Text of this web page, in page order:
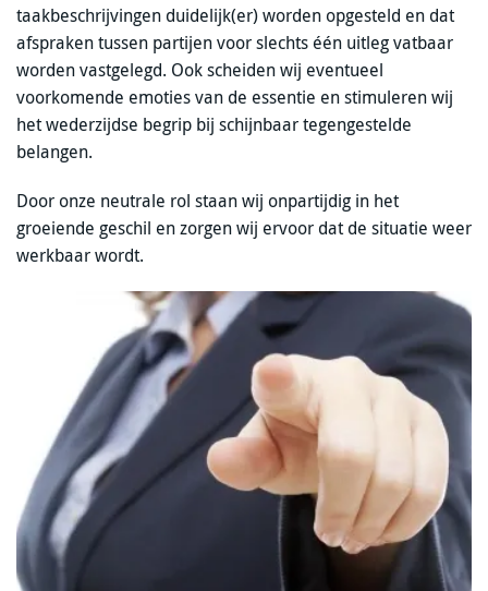
taakbeschrijvingen duidelijk(er) worden opgesteld en dat
afspraken tussen partijen voor slechts één uitleg vatbaar
worden vastgelegd. Ook scheiden wij eventueel
voorkomende emoties van de essentie en stimuleren wij
het wederzijdse begrip bij schijnbaar tegengestelde
belangen.
Door onze neutrale rol staan wij onpartijdig in het
groeiende geschil en zorgen wij ervoor dat de situatie weer
werkbaar wordt.